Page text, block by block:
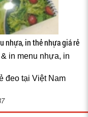
nhựa, in thẻ nhựa giá rẻ
in menu nhựa, in
đeo tại Việt Nam